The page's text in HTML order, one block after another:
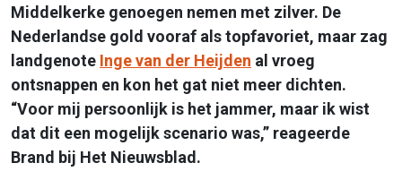
Middelkerke genoegen nemen met zilver. De
Nederlandse gold vooraf als topfavoriet, maar zag
landgenote Inge van der Heijden al vroeg
ontsnappen en kon het gat niet meer dichten.
“Voor mij persoonlijk is het jammer, maar ik wist
dat dit een mogelijk scenario was,” reageerde
Brand bij Het Nieuwsblad.